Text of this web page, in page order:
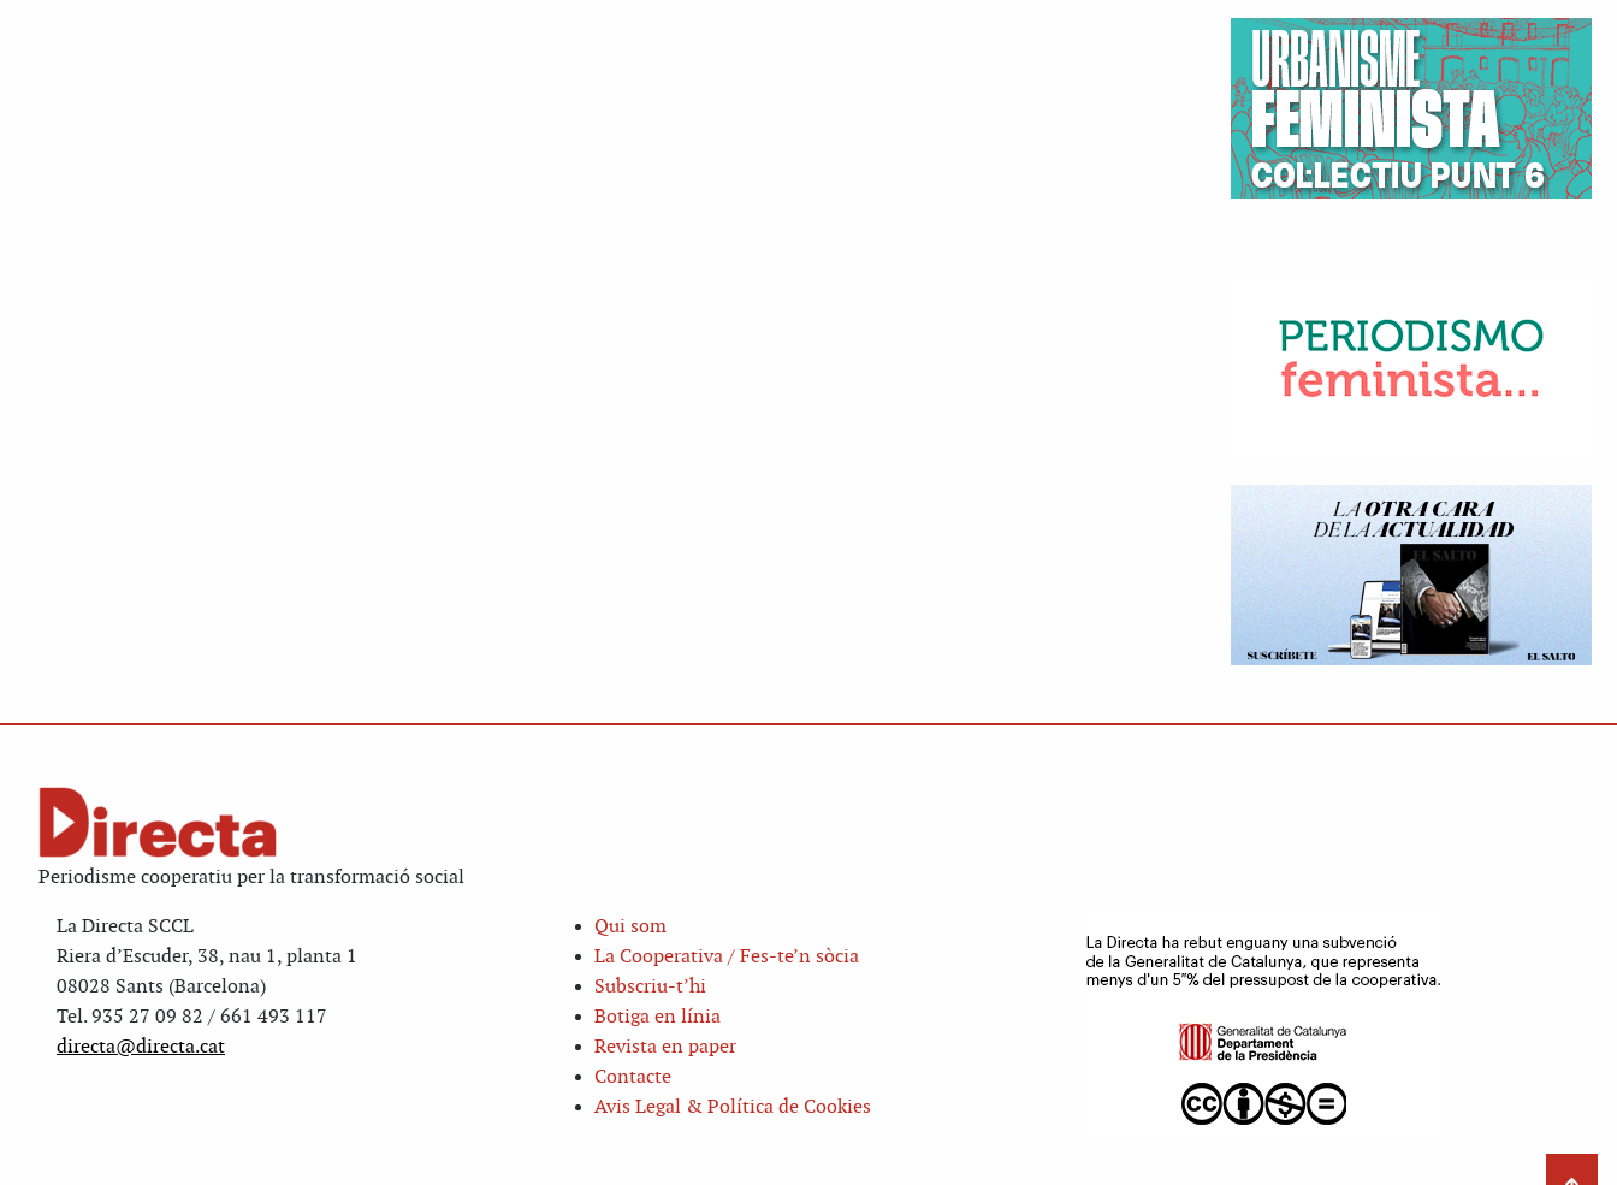
Periodisme cooperatiu per la transformació social
La Directa SCCL
Riera d’Escuder, 38, nau 1, planta 1
08028 Sants (Barcelona)
Tel. 935 27 09 82 / 661 493 117
directa@directa.cat
Qui som
La Cooperativa / Fes-te’n sòcia
Subscriu-t’hi
Botiga en línia
Revista en paper
Contacte
Avis Legal & Política de Cookies